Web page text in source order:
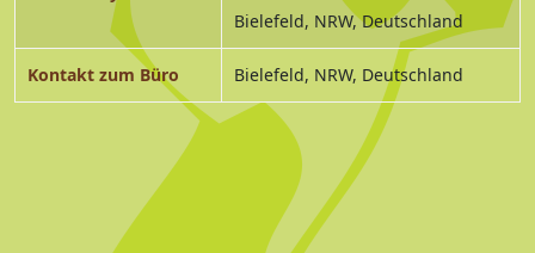
Bielefeld, NRW, Deutschland
Kontakt zum Büro Bielefeld, NRW, Deutschland